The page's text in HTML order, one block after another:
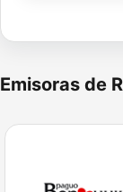
Emisoras de